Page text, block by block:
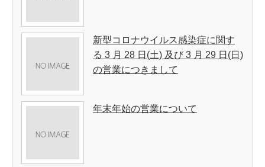
新型コロナウイルス感染症に関す
る 3 月 28 日(土) 及び 3 月 29 日(日)
の営業につきまして
年末年始の営業について